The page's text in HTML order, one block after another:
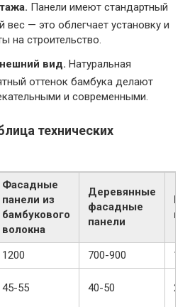
Панели имеют стандартный
вес — это облегчает установку и
на строительство.
вид. Натуральная
оттенок бамбука делают
и современными.
технических
Фасадные
панели из
бамбукового
волокна
Деревянные
фасадные
панели
1200 700-900
45-55 40-50